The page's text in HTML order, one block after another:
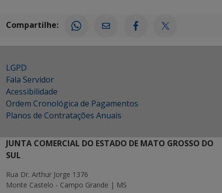
Compartilhe:
LGPD
Fala Servidor
Acessibilidade
Ordem Cronológica de Pagamentos
Planos de Contratações Anuais
JUNTA COMERCIAL DO ESTADO DE MATO GROSSO DO
SUL
Rua Dr. Arthur Jorge 1376
Monte Castelo - Campo Grande | MS